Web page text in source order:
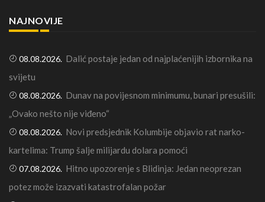
NAJNOVIJE
08.08.2026. Dalić postaje jedan od najplaćenijih izbornika na
svijetu
08.08.2026. Dunav na povijesnom minimumu, bunari presušili:
„Ovako nešto nije viđeno“
08.08.2026. Novi predsjednik Kolumbije objavio rat narko-
kartelima: Trump šalje milijardu dolara pomoći
07.08.2026. Hitno upozorenje s Blidinja: Jedan neoprezan
potez može izazvati katastrofalan požar